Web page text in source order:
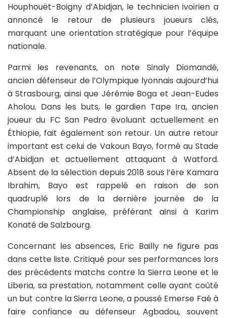
Houphouët-Boigny d’Abidjan, le technicien ivoirien a
annoncé le retour de plusieurs joueurs clés,
marquant une orientation stratégique pour l’équipe
nationale.
Parmi les revenants, on note Sinaly Diomandé,
ancien défenseur de l’Olympique lyonnais aujourd’hui
à Strasbourg, ainsi que Jérémie Boga et Jean-Eudes
Aholou. Dans les buts, le gardien Tape Ira, ancien
joueur du FC San Pedro évoluant actuellement en
Éthiopie, fait également son retour. Un autre retour
important est celui de Vakoun Bayo, formé au Stade
d’Abidjan et actuellement attaquant à Watford.
Absent de la sélection depuis 2018 sous l’ère Kamara
Ibrahim, Bayo est rappelé en raison de son
quadruplé lors de la dernière journée de la
Championship anglaise, préférant ainsi à Karim
Konaté de Salzbourg.
Concernant les absences, Eric Bailly ne figure pas
dans cette liste. Critiqué pour ses performances lors
des précédents matchs contre la Sierra Leone et le
Liberia, sa prestation, notamment celle ayant coûté
un but contre la Sierra Leone, a poussé Emerse Faé à
faire confiance au défenseur Agbadou, souvent